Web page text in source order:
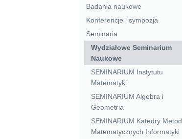
Badania naukowe
Konferencje i sympozja
Seminaria
Wydziałowe Seminarium
Naukowe
SEMINARIUM Instytutu
Matematyki
SEMINARIUM Algebra i
Geometria
SEMINARIUM Katedry Metod
Matematycznych Informatyki